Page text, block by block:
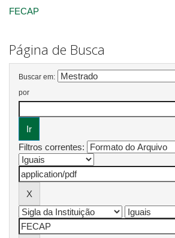
FECAP
Página de Busca
Buscar em:
por
Filtros correntes: